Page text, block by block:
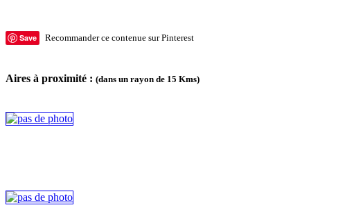
Save Recommander ce contenue sur Pinterest
Aires à proximité : (dans un rayon de 15 Kms)